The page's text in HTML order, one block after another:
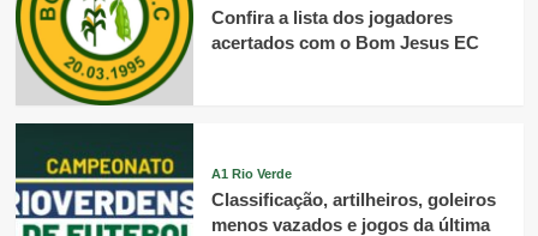
Confira a lista dos jogadores
acertados com o Bom Jesus EC
A1 Rio Verde
Classificação, artilheiros, goleiros
menos vazados e jogos da última